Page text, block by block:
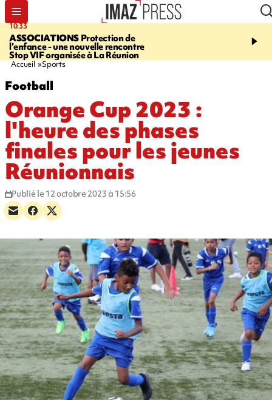
10:33
ASSOCIATIONSProtection de
l’enfance - une nouvelle rencontre
Stop VIF organisée à La Réunion
15:03
Vaste feu
l'ouest du pays, 20.000
Accueil Sports
Football
Orange Cup 2023 :
l'heure des phases
finales pour les jeunes
Réunionnais
Publié le 12 octobre 2023 à 15:56